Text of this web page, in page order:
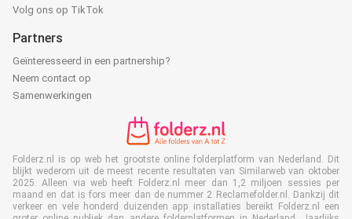
Volg ons op TikTok
Partners
Geïnteresseerd in een partnership?
Neem contact op
Samenwerkingen
Folderz.nl is op web het grootste online folderplatform van Nederland. Dit
blijkt wederom uit de meest recente resultaten van Similarweb van oktober
2025. Alleen via web heeft Folderz.nl meer dan 1,2 miljoen sessies per
maand en dat is fors meer dan de nummer 2 Reclamefolder.nl. Dankzij dit
verkeer en vele honderd duizenden app installaties bereikt Folderz.nl een